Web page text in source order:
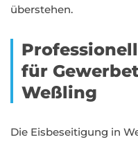
überstehen.
für
Weßling
Die Eisbeseitigung in